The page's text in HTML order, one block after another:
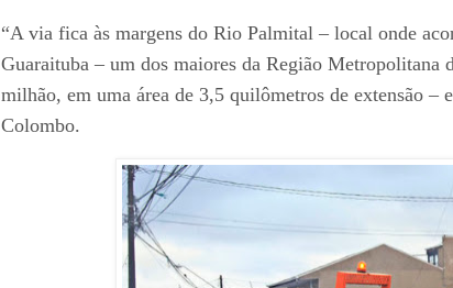
“A via fica às margens do Rio Palmital – local onde
Guaraituba – um dos maiores da Região
milhão, em uma área de 3,5 quilômetros de extensão –
Colombo.